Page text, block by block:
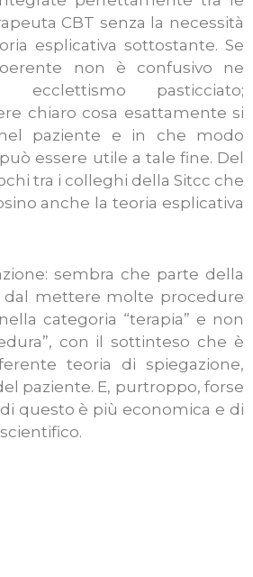
CBT senza la necessità
esplicativa sottostante. Se
non è confusivo ne
pasticciato;
chiaro cosa esattamente si
paziente e in che modo
essere utile a tale fine. Del
tra i colleghi della Sitcc che
anche la teoria esplicativa
sembra che parte della
dal mettere molte procedure
categoria “terapia” e non
con il sottinteso che è
teoria di spiegazione,
paziente. E, purtroppo, forse
questo è più economica e di